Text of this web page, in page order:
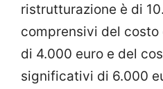
ristrutturazione è di
comprensivi del costo
di 4.000 euro e del
significativi di 6.000